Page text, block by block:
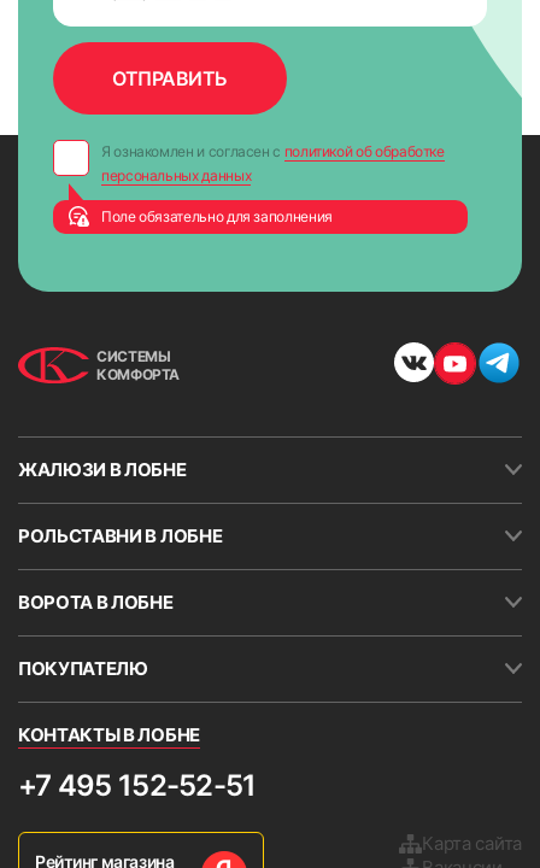
Я ознакомлен и согласен с политикой об обработке
персональных данных
Поле обязательно для заполнения
СИСТЕМЫ
КОМФОРТА
ЖАЛЮЗИ В ЛОБНЕ
РОЛЬСТАВНИ В ЛОБНЕ
ВОРОТА В ЛОБНЕ
ПОКУПАТЕЛЮ
КОНТАКТЫ В ЛОБНЕ
+7 495 152-52-51
Рейтинг магазина
Карта сайта